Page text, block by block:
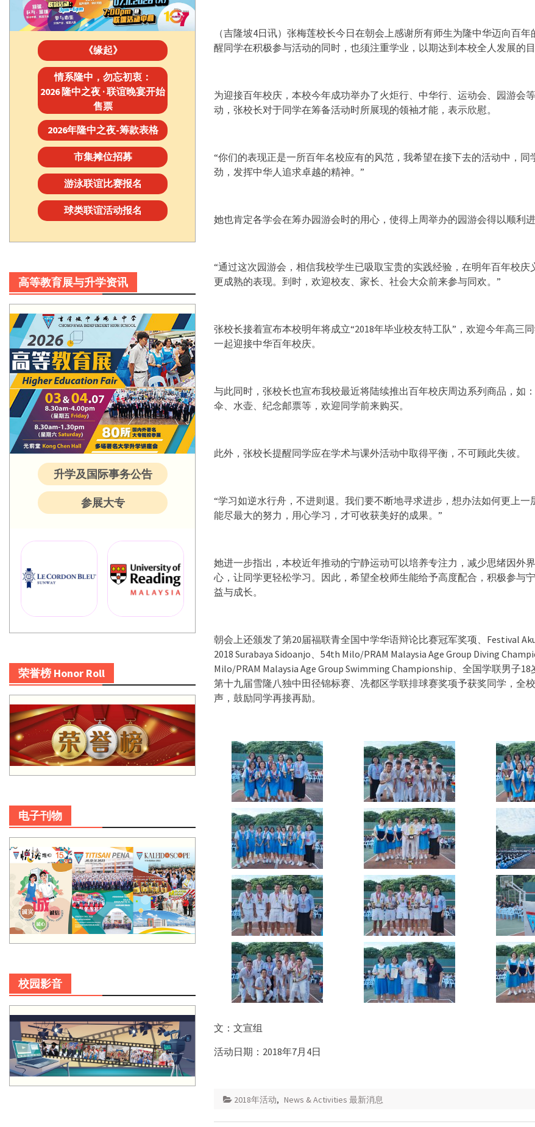
（吉隆坡4日讯）张梅莲校长今日在朝会上感谢所有师生为隆中华迈向百年
醒同学在积极参与活动的同时，也须注重学业，以期达到本校全人发展的目
为迎接百年校庆，本校今年成功举办了火炬行、中华行、运动会、园游会
动，张校长对于同学在筹备活动时所展现的领袖才能，表示欣慰。
“你们的表现正是一所百年名校应有的风范，我希望在接下去的活动中，同
劲，发挥中华人追求卓越的精神。”
她也肯定各学会在筹办园游会时的用心，使得上周举办的园游会得以顺利进
“通过这次园游会，相信我校学生已吸取宝贵的实践经验，在明年百年校庆
更成熟的表现。到时，欢迎校友、家长、社会大众前来参与同欢。”
张校长接着宣布本校明年将成立“2018年毕业校友特工队”，欢迎今年高三
一起迎接中华百年校庆。
与此同时，张校长也宣布我校最近将陆续推出百年校庆周边系列商品，如
伞、水壶、纪念邮票等，欢迎同学前来购买。
此外，张校长提醒同学应在学术与课外活动中取得平衡，不可顾此失彼。
“学习如逆水行舟，不进则退。我们要不断地寻求进步，想办法如何更上一
能尽最大的努力，用心学习，才可收获美好的成果。”
她进一步指出，本校近年推动的宁静运动可以培养专注力，减少思绪因外
心，让同学更轻松学习。因此，希望全校师生能给予高度配合，积极参与
益与成长。
朝会上还颁发了第20届福联青全国中学华语辩论比赛冠军奖项、Festival
2018 Surabaya Sidoanjo、54th Milo/PRAM Malaysia Age Group Diving
Milo/PRAM Malaysia Age Group Swimming Championship、全国学联男子18
第十九届雪隆八独中田径锦标赛、冼都区学联排球赛奖项予获奖同学，全
声，鼓励同学再接再励。
文：文宣组
活动日期：2018年7月4日
2018年活动, News & Activities 最新消息
《缘起》
情系隆中，勿忘初衷：
2026 隆中之夜 · 联谊晚宴开始
售票
2026年隆中之夜-筹款表格
市集摊位招募
游泳联谊比赛报名
球类联谊活动报名
高等教育展与升学资讯
升学及国际事务公告
参展大专
荣誉榜 Honor Roll
电子刊物
校园影音